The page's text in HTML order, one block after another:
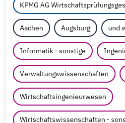
KPMG AG
Aachen Augsburg und
Informatik - sonstige
Verwaltungswissenschaften
Wirtschaftsingenieurwesen
Wirtschaftswissenschaften -